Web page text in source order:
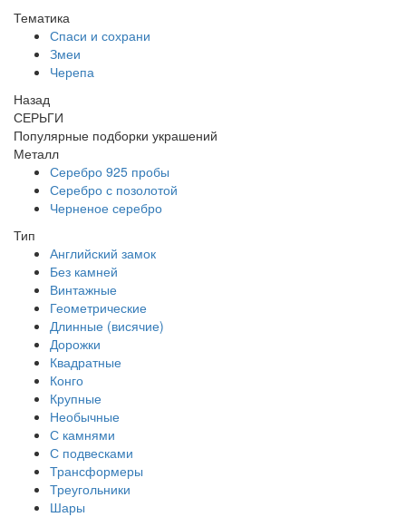
Тематика
Спаси и сохрани
Змеи
Черепа
Назад
СЕРЬГИ
Популярные подборки украшений
Металл
Серебро 925 пробы
Серебро с позолотой
Черненое серебро
Тип
Английский замок
Без камней
Винтажные
Геометрические
Длинные (висячие)
Дорожки
Квадратные
Конго
Крупные
Необычные
С камнями
С подвесками
Трансформеры
Треугольники
Шары